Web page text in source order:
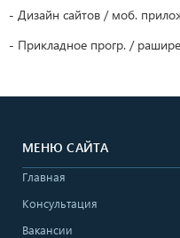
- Дизайн сайтов / моб.
- Прикладное прогр. /
МЕНЮ САЙТА
Главная
Консультация
Вакансии